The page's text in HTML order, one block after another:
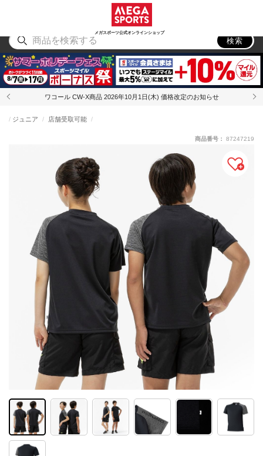
メガスポーツ公式オンラインショップ
アウトドア
検索
ワコール CW-X商品 2026年10月1日(木) 価格改定のお知らせ
ジュニア 店舗受取可能
商品番号： 87247219